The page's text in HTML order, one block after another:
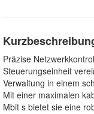
Präzise
Steuerungseinheit
Verwaltung in einem
Mit einer maximalen
Mbit s bietet sie eine